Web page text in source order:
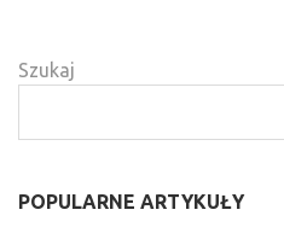
Relacji z
Szukaj
POPULARNE ARTYKUŁY